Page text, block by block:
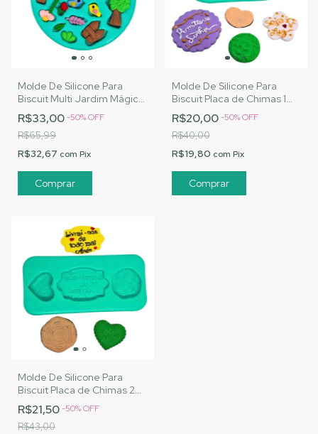
Molde De Silicone Para
Biscuit Multi Jardim Mágico
- MJ Artesanatos | Cód.
A173
R$33,00-50%OFF
R$65,99
R$32,67 com Pix
Molde De Silicone Para
Biscuit Placa de Chimas 1
Seja Luz - MJ Artesanatos |
Cód. A174
R$20,00-50%OFF
R$40,00
R$19,80 com Pix
Molde De Silicone Para
Biscuit Placa de Chimas 2
Amém - MJ Artesanatos |
Cód. A175
R$21,50-50%OFF
R$43,00